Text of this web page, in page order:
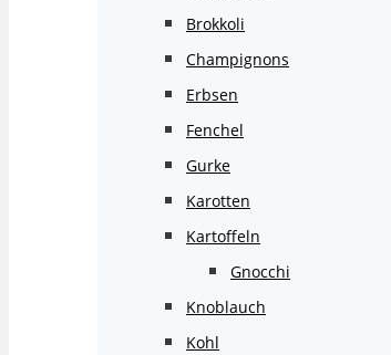
Brokkoli
Champignons
Erbsen
Fenchel
Gurke
Karotten
Kartoffeln
Gnocchi
Knoblauch
Kohl